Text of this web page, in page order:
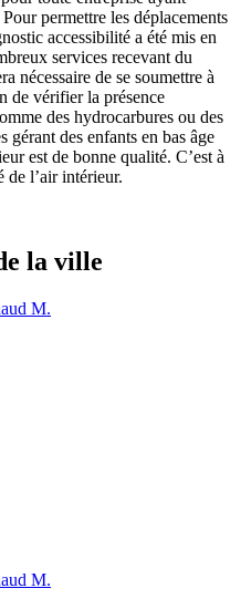
permettre les déplacements
accessibilité a été mis en
services recevant du
nécessaire de se soumettre à
de vérifier la présence
des hydrocarbures ou des
gérant des enfants en bas âge
est de bonne qualité. C’est à
de l’air intérieur.
la ville
M.
M.